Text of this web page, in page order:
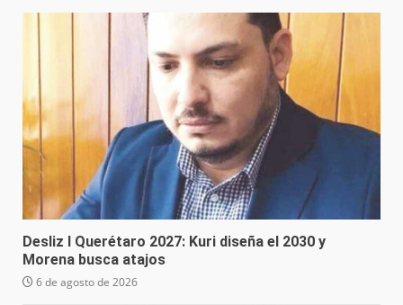
Desliz I Querétaro 2027: Kuri diseña el 2030 y
Morena busca atajos
6 de agosto de 2026